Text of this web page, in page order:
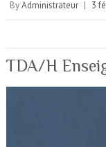
ByAdministrateur | 3
TDA/H